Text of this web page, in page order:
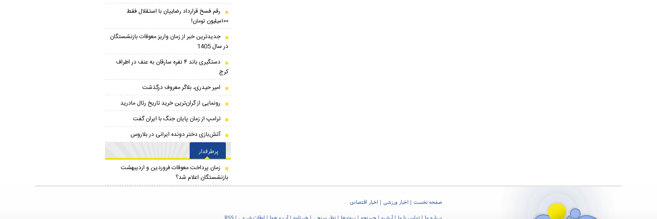
رقم فسخ قرارداد رضاییان با استقلال فقط
۱۰۰میلیون تومان!
جدیدترین خبر از زمان واریز معوقات بازنشستگان
در سال 1405
دستگیری باند ۴ نفره سارقان به عنف در اطراف
کرج
امیر حیدری، بلاگر معروف درگذشت
رونمایی از گران‌ترین خرید تاریخ رئال مادرید
ترامپ از زمان پایان جنگ با ایران گفت
آتش‌بازی دختر دونده ایرانی در بلاروس
پرطرفدار
زمان پرداخت معوقات فروردین و اردیبهشت
بازنشستگان اعلام شد؟
صفحه نخست اخبار ورزشی
اخبار اقتصادی